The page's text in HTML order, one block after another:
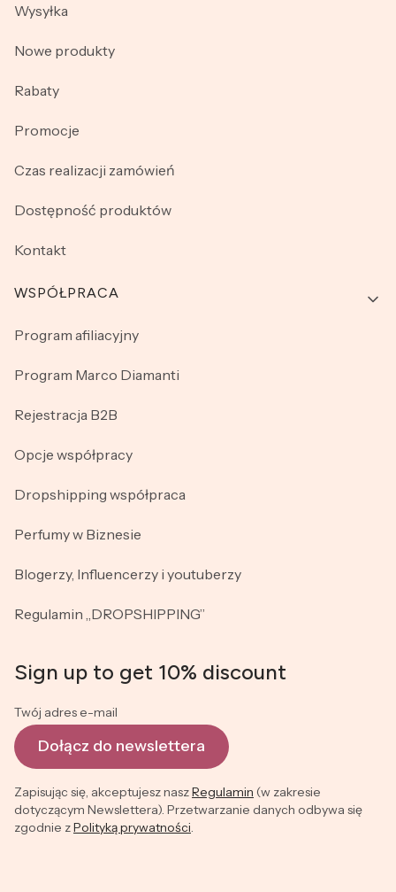
Wysyłka
Nowe produkty
Rabaty
Promocje
Czas realizacji zamówień
Dostępność produktów
Kontakt
WSPÓŁPRACA
Program afiliacyjny
Program Marco Diamanti
Rejestracja B2B
Opcje współpracy
Dropshipping współpraca
Perfumy w Biznesie
Blogerzy, Influencerzy i youtuberzy
Regulamin „DROPSHIPPING”
Sign up to get 10% discount
Twój adres e-mail
Dołącz do newslettera
Zapisując się, akceptujesz naszRegulamin (w zakresie
dotyczącym Newslettera). Przetwarzanie danych odbywa się
zgodnie zPolityką prywatności